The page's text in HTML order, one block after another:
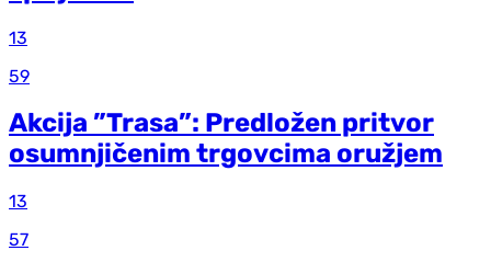
13
59
Akcija ”Trasa”: Predložen pritvor
osumnjičenim trgovcima oružjem
13
57